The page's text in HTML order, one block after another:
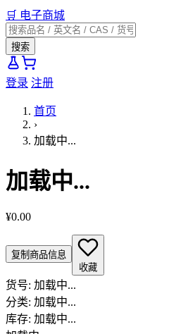
🛒 电子商城
搜索
登录 注册
首页
›
加载中...
加载中...
¥0.00
复制商品信息
收藏
货号: 加载中...
分类: 加载中...
库存: 加载中...